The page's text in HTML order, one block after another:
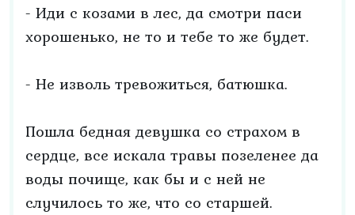
- Иди с козами в лес, да смотри паси
хорошенько, не то и тебе то же будет.
- Не изволь тревожиться, батюшка.
Пошла бедная девушка со страхом в
сердце, все искала травы позеленее да
воды почище, как бы и с ней не
случилось то же, что со старшей.